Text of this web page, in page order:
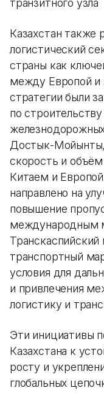
Казахстан также
логистический
страны как
между Европой и
стратегии были
по
Достык-Мойынты,
скорость и
Китаем и
направлено на
повышение
международным
транспортный
условия для
и привлечения
логистику и
Эти инициативы
Казахстана к
росту и
глобальных